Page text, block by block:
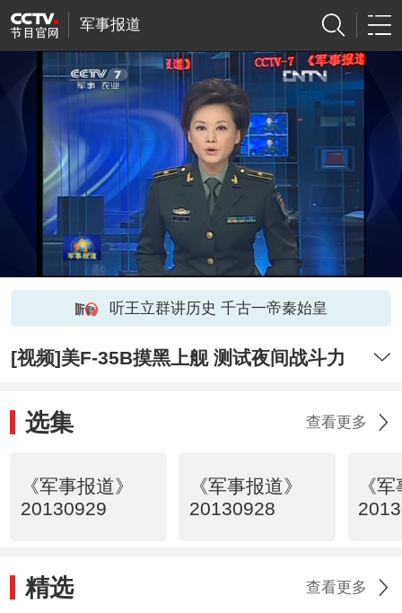
军事报道
听王立群讲历史 千古一帝秦始皇
[视频]美F-35B摸黑上舰 测试夜间战斗力
选集 查看更多
《军事报道》
20130929
《军事报道》
20130928
《
精选 查看更多